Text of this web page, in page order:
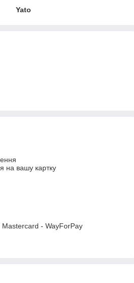
Yato
на вашу картку
- WayForPay